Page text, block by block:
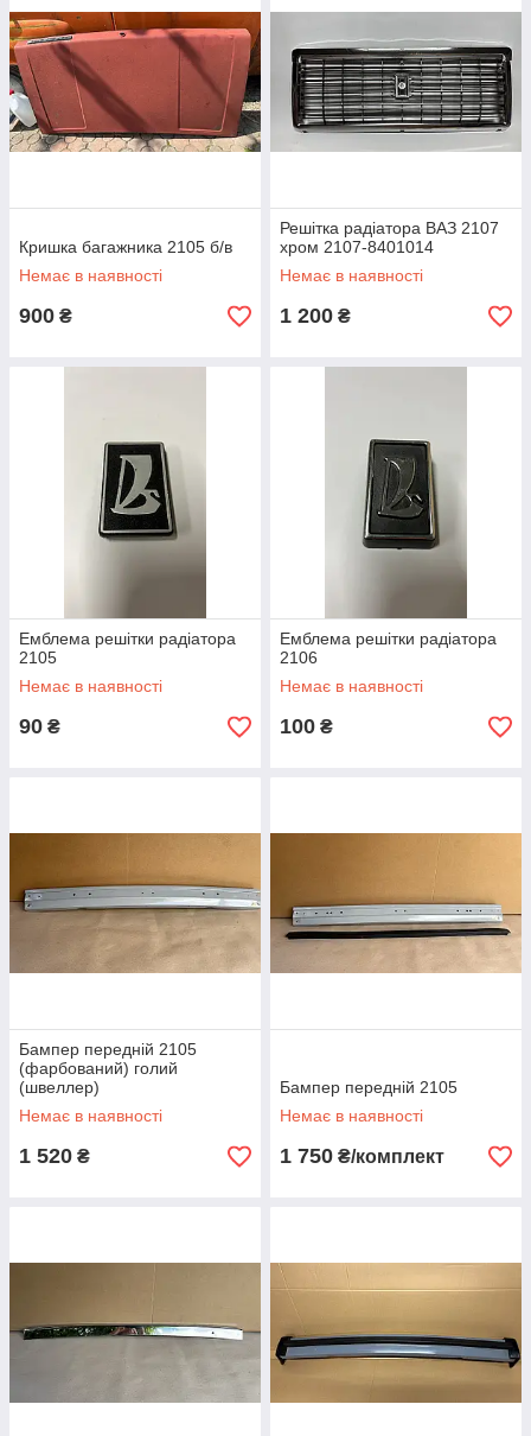
Кришка багажника 2105 б/в
Немає в наявності
900 ₴
Решітка радіатора ВАЗ 2107
хром 2107-8401014
Немає в наявності
1 200 ₴
Емблема решітки радіатора
2105
Немає в наявності
90 ₴
Емблема решітки радіатора
2106
Немає в наявності
100 ₴
Бампер передній 2105
(фарбований) голий
(швеллер)
Немає в наявності
1 520 ₴
Бампер передній 2105
Немає в наявності
1 750 ₴/комплект